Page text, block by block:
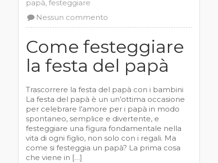
papà,festeggiare
Nessun commento
Come festeggiare
la festa del papà
Trascorrere la festa del papà con i bambini
La festa del papà è un un’ottima occasione
per celebrare l’amore per i papà in modo
spontaneo, semplice e divertente, e
festeggiare una figura fondamentale nella
vita di ogni figlio, non solo con i regali. Ma
come si festeggia un papà? La prima cosa
che viene in […]